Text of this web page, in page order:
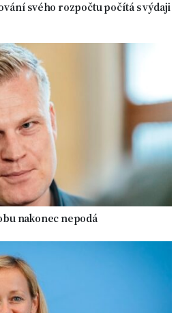
svého rozpočtu počítá s výdaji
nakonec nepodá